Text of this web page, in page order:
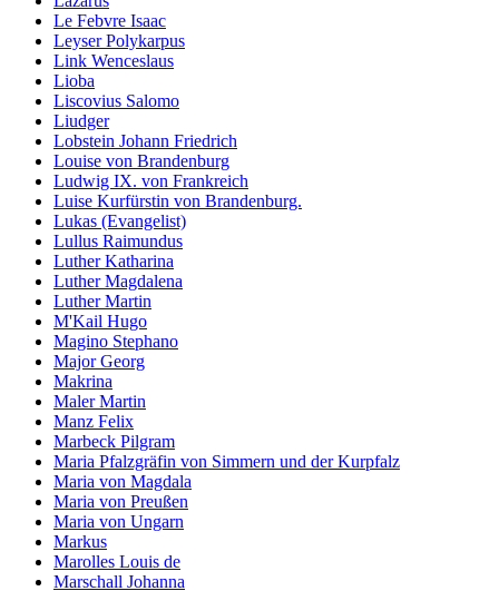
Le Febvre Isaac
Leyser Polykarpus
Link Wenceslaus
Lioba
Liscovius Salomo
Liudger
Lobstein Johann Friedrich
Louise von Brandenburg
Ludwig IX. von Frankreich
Luise Kurfürstin von Brandenburg.
Lukas (Evangelist)
Lullus Raimundus
Luther Katharina
Luther Magdalena
Luther Martin
M'Kail Hugo
Magino Stephano
Major Georg
Makrina
Maler Martin
Manz Felix
Marbeck Pilgram
Maria Pfalzgräfin von Simmern und der Kurpfalz
Maria von Magdala
Maria von Preußen
Maria von Ungarn
Markus
Marolles Louis de
Marschall Johanna